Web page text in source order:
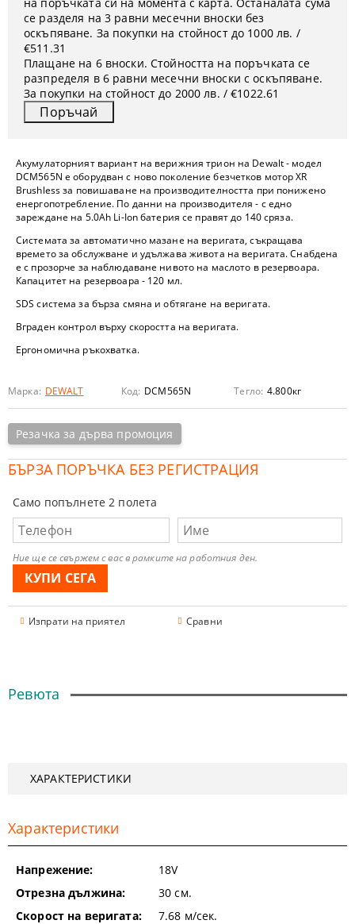
Акумулаторният вариант на верижния трион на Dewalt - модел
DCM565N е оборудван с ново поколение безчетков моторXR
Brushlessза повишаване на производителността при понижено
енергопотребление. По данни на производителя - с едно
зареждане на 5.0Ah Li-Ion батерия се правят до 140 сряза.
Системата за автоматично мазане на веригата, съкращава
времето за обслужване и удължава живота на веригата. Снабдена
е с прозорче за наблюдаване нивото на маслото в резервоара.
Капацитет на резервоара - 120 мл.
SDS система за бърза смяна и обтягане на веригата.
Вграден контрол върху скоростта на веригата.
Ергономична ръкохватка.
Марка: DEWALT Код: DCM565N Тегло: 4.800кг
Резачка за дърва промоция
БЪРЗА ПОРЪЧКА БЕЗ РЕГИСТРАЦИЯ
Само попълнете 2 полета
Ние ще се свържем с вас в рамките на работния ден.
Изпрати на приятел Сравни
се разделя на 3 равни месечни вноски без
оскъпяване. За покупки на стойност до 1000 лв. /
€511.31
Плащане на 6 вноски. Стойността на поръчката се
разпределя в 6 равни месечни вноски с оскъпяване.
За покупки на стойност до 2000 лв. / €1022.61
Ревюта
ХАРАКТЕРИСТИКИ
Характеристики
Напрежение:
18V
Отрезна дължина:
30см.
Скорост на веригата:
7.68 м/сек.